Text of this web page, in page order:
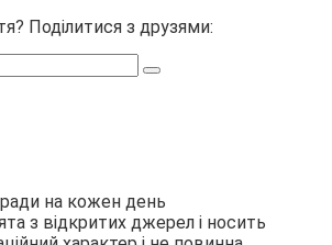
Поділитися з друзями:
на кожен день
з відкритих джерел і носить